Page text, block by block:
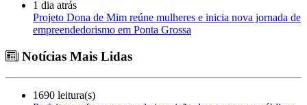
1 dia atrás
Projeto Dona de Mim reúne mulheres e inicia nova jornada de
empreendedorismo em Ponta Grossa
Notícias Mais Lidas
1690 leitura(s)